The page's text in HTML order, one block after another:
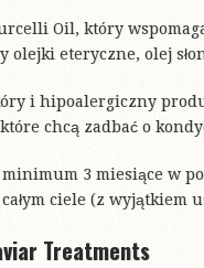
Oil, który
eteryczne, olej
i hipoalergiczny
chcą zadbać o
3 miesiące w
ciele (z wyjątkiem
Treatments